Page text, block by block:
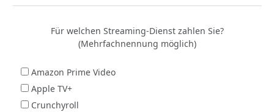
Für welchen Streaming-Dienst zahlen Sie?
(Mehrfachnennung möglich)
Amazon Prime Video
Apple TV+
Crunchyroll